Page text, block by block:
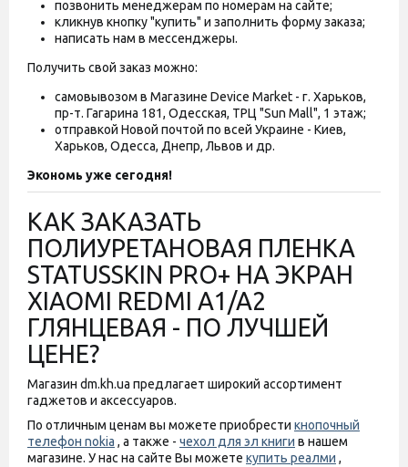
позвонить менеджерам по номерам на сайте;
кликнув кнопку "купить" и заполнить форму заказа;
написать нам в мессенджеры.
Получить свой заказ можно:
самовывозом в Магазине Device Market - г. Харьков,
пр-т. Гагарина 181, Одесская, ТРЦ "Sun Mall", 1 этаж;
отправкой Новой почтой по всей Украине - Киев,
Харьков, Одесса, Днепр, Львов и др.
Экономь уже сегодня!
КАК ЗАКАЗАТЬ
ПОЛИУРЕТАНОВАЯ ПЛЕНКА
STATUSSKIN PRO+ НА ЭКРАН
XIAOMI REDMI A1/A2
ГЛЯНЦЕВАЯ - ПО ЛУЧШЕЙ
ЦЕНЕ?
Магазин dm.kh.ua предлагает широкий ассортимент
гаджетов и аксессуаров.
По отличным ценам вы можете приобрести кнопочный
телефон nokia , а также - чехол для эл книги в нашем
магазине. У нас на сайте Вы можете купить реалми ,